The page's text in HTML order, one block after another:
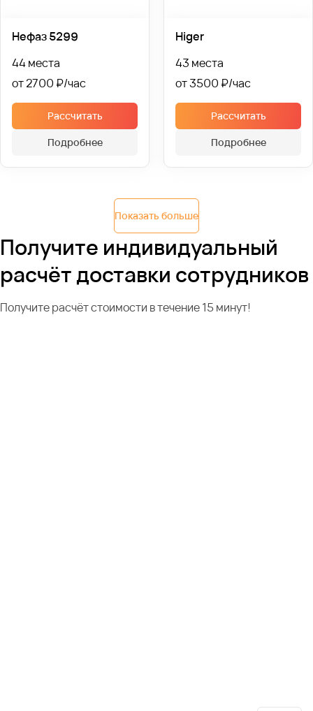
Нефаз 5299
44 места
от 2700 ₽
Рассчитать
Подробнее
Higer
43 места
от 3500 ₽
Рассчитать
Подробнее
Показать больше
Получите индивидуальный
расчёт доставки сотрудников
Получите расчёт стоимости в течение 15 минут!